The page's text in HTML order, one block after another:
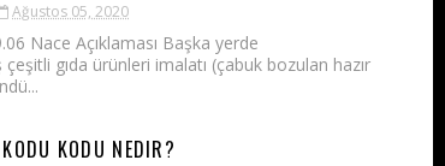
Ağustos 05, 2020
Nace Açıklaması Başka yerde
çeşitli gıda ürünleri imalatı (çabuk bozulan hazır
KODU NEDIR?